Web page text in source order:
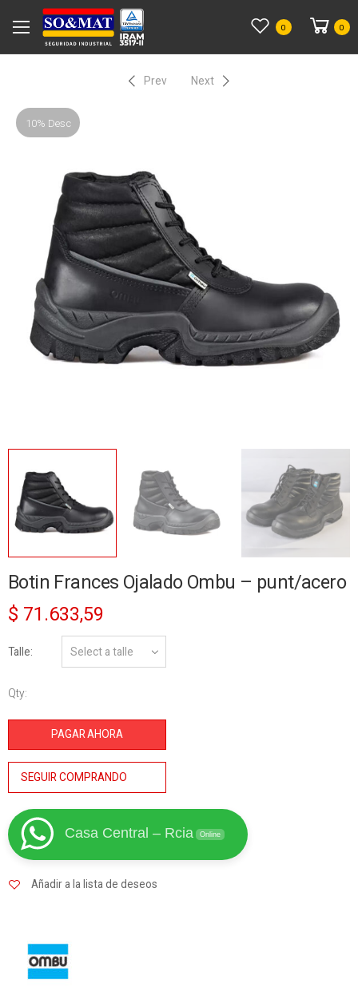
0 0
Prev Next
10% Desc
Botin Frances Ojalado Ombu – punt/acero
$ 71.633,59
Talle
Qty:
Botin
Frances
Ombu -
cantidad
PAGAR AHORA
SEGUIR COMPRANDO
Casa Central – Rcia Online
Añadir a la lista de deseos